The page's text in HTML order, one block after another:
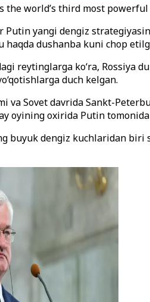
the world’s third most
Putin yangi dengiz
haqda dushanba kuni chop
reytinglarga ko‘ra, Rossiya
duch kelgan.
va Sovet davrida Sankt-
oyining oxirida Putin
buyuk dengiz kuchlaridan